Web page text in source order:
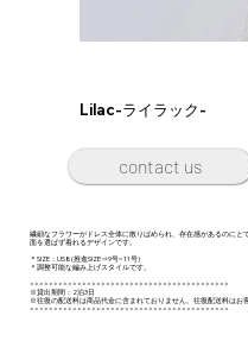
Lilac-ライラック-
contact us
繊細なフラワーがドレス全体に散りばめられ、存在感があるのに
面を選ばず着れるデザインです。
＊SIZE：US8(推進SIZE⇒9号~11号)
＊調整可能な編み上げスタイルです。
==========================================
※貸出期間：2泊3日
※往復の配送料は商品代金に含まれておりません。往復配送料はお
==========================================